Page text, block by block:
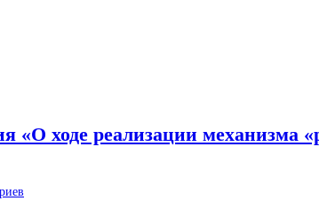
«О ходе реализации механизма